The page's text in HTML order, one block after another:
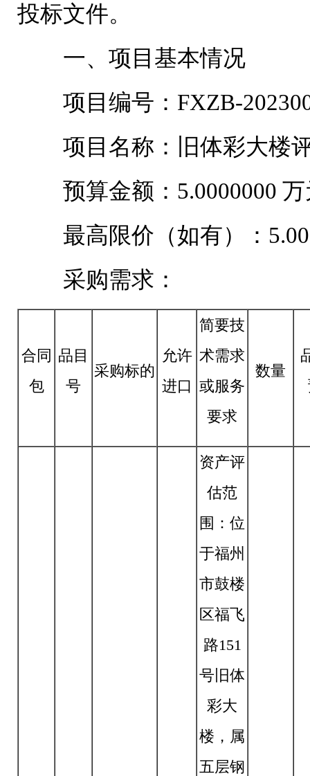
投标文件。
一、项目基本情况
项目编号：FXZB-
项目名称：旧体彩大楼
预算金额：5.0000000 万
最高限价（如有）：
采购需求：
合同
包
品目
号
采购标的
允许
进口
简要技
术需求
或服务
要求
数量
资产评
估范
围：位
于福州
市鼓楼
区福飞
路151
号旧体
彩大
楼，属
五层钢